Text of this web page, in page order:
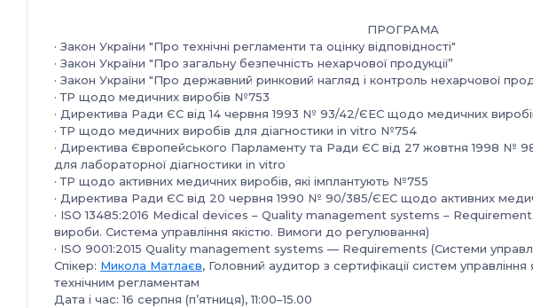
ПРОГРАМА
· Закон України "Про технічні регламенти та оцінку відповідності"
· Закон України "Про загальну безпечність нехарчової продукції”
· Закон України "Про державний ринковий нагляд і контроль нехарчової
· ТР щодо медичних виробів №753
· Директива Ради ЄС від 14 червня 1993 № 93/42/ЄЕС щодо медичних
· ТР щодо медичних виробів для діагностики in vitro №754
· Директива Європейського Парламенту та Ради ЄС від 27 жовтня 1998 №
для лабораторної діагностики in vitro
· ТР щодо активних медичних виробів, які імплантують №755
· Директива Ради ЄС від 20 червня 1990 № 90/385/ЄЕС щодо активних
· ISO 13485:2016 Medical devices – Quality management systems –
вироби. Система управління якістю. Вимоги до регулювання)
· ISO 9001:2015 Quality management systems — Requirements (Системи
Спікер: Микола Матлаєв, Головний аудитор з сертифікації систем управління
технічним регламентам
Дата і час: 16 серпня (п’ятниця), 11:00–15.00